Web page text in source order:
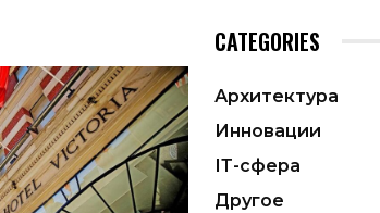
CATEGORIES
Архитектура
Инновации
ІТ-сфера
Другое